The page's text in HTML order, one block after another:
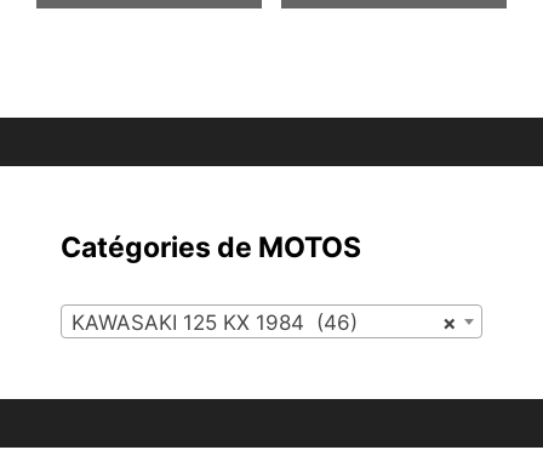
Catégories de MOTOS
×
KAWASAKI 125 KX 1984 (46)